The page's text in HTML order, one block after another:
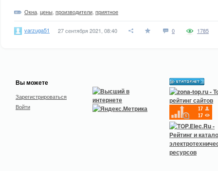
Окна цены производители приятное
varzuga51 27 сентября 2021, 08:40 0 1785
Вы можете
Зарегистрироваться
Войти